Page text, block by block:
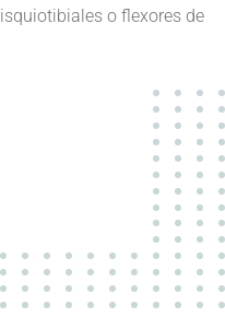
isquiotibiales o flexores de